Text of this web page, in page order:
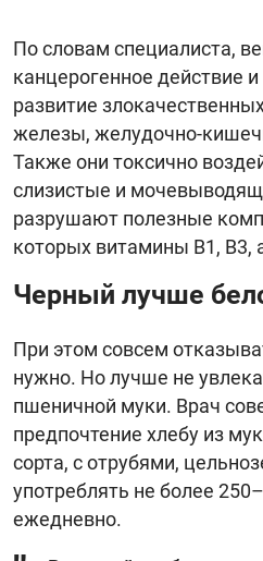
По словам специалиста,
канцерогенное действие
развитие
железы, желудочно-
Также они токсично
слизистые и
разрушают полезные
которых витамины В1, В3,
Черный лучше
При этом совсем
нужно. Но лучше не
пшеничной муки. Врач
предпочтение хлебу из
сорта, с отрубями,
употреблять не более
ежедневно.